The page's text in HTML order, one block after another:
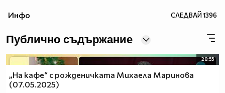
може да гледате и в
Инфо СЛЕДВАЙ1396
Публично съдържание
28:55
„На кафе“ с рожденичката Михаела Маринова
(07.05.2025)